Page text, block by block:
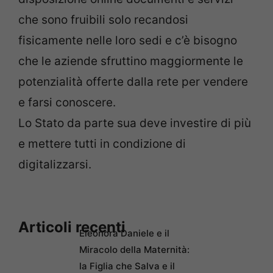
che sono fruibili solo recandosi
fisicamente nelle loro sedi e c’è bisogno
che le aziende sfruttino maggiormente le
potenzialità offerte dalla rete per vendere
e farsi conoscere.
Lo Stato da parte sua deve investire di più
e mettere tutti in condizione di
digitalizzarsi.
Articoli recentiEleonora Daniele e il
Miracolo della Maternità:
la Figlia che Salva e il